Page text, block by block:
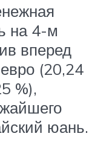
на 4-м
вперед
(20,24
%),
юань.